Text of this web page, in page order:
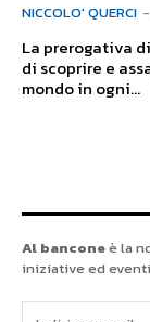
NICCOLO' QUERCI -
La prerogativa
di scoprire e
mondo in ogni...
Al banconeè la
iniziative ed